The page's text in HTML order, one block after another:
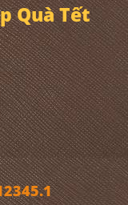
Quà Tết